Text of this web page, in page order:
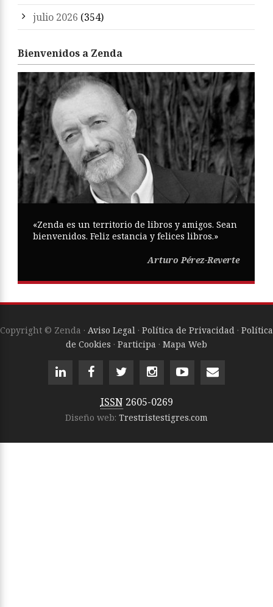
julio 2026 (354)
Bienvenidos a Zenda
«Zenda es un territorio de libros y amigos. Sean
bienvenidos. Feliz estancia y felices libros.»
Arturo Pérez-Reverte
Copyright © Zenda · Aviso Legal · Política de Privacidad · Política
de Cookies · Participa · Mapa Web
ISSN 2605-0269
Diseño web: Trestristestigres.com